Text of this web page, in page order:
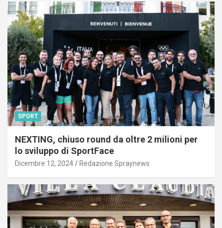
SPORT
NEXTING, chiuso round da oltre 2 milioni per
lo sviluppo di SportFace
Dicembre 12, 2024 Redazione Spraynews